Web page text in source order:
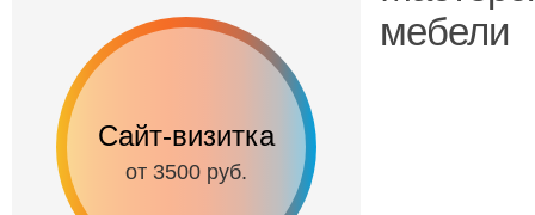
мебели
Сайт-визитка
от 3500 руб.